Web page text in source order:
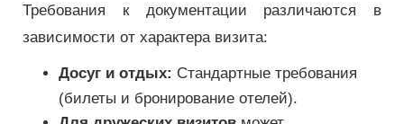
Требования к документации различаются в
зависимости от характера визита:
Досуг и отдых: Стандартные требования
(билеты и бронирование отелей).